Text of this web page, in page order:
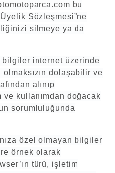
bu
Sözleşmesi”ne
silmeye ya da
bilgiler internet üzerinde
dolaşabilir ve
alınıp
ve kullanımdan doğacak
sorumluluğunda
özel olmayan bilgiler
örnek olarak
türü, işletim